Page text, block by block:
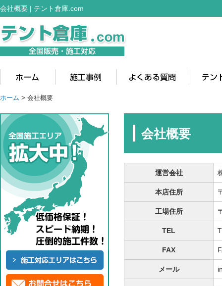
会社概要 | テント倉庫.com
ホーム > 会社概要
会社概要
運営会社
本店住所
工場住所
TEL
FAX
メール